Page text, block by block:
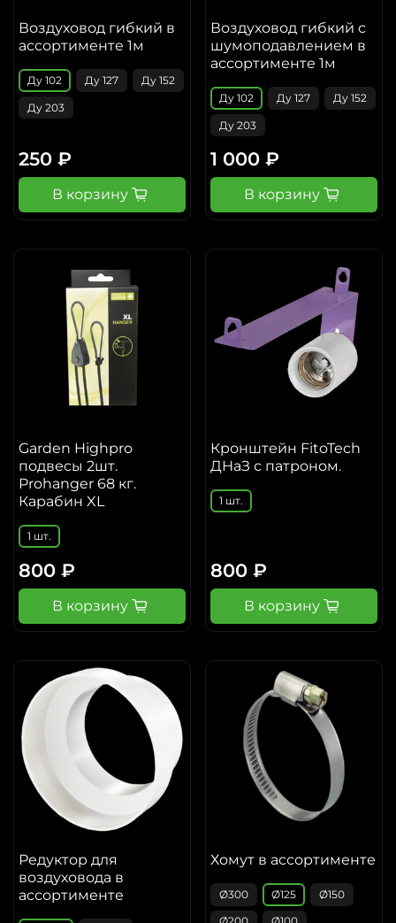
Воздуховод гибкий в
ассортименте 1м
Ду 102 Ду 127 Ду 152
Ду 203
250 ₽
В корзину
Воздуховод гибкий с
шумоподавлением в
ассортименте 1м
Ду 102 Ду 127 Ду 152
Ду 203
1 000 ₽
В корзину
Garden Highpro
подвесы 2шт.
Prohanger 68 кг.
Карабин XL
1 шт.
800 ₽
В корзину
Кронштейн FitoTech
ДНаЗ с патроном.
1 шт.
800 ₽
В корзину
Редуктор для
воздуховода в
ассортименте
Хомут в ассортименте
Ø300 Ø125 Ø150